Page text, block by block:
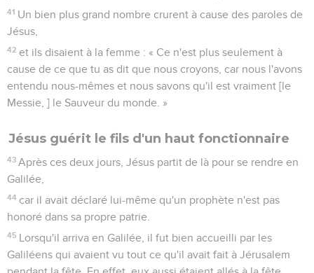
41 Un bien plus grand nombre crurent à cause des paroles de
Jésus,
42 et ils disaient à la femme : « Ce n'est plus seulement à
cause de ce que tu as dit que nous croyons, car nous l'avons
entendu nous-mêmes et nous savons qu'il est vraiment [le
Messie, ] le Sauveur du monde. »
Jésus guérit le fils d'un haut fonctionnaire
43 Après ces deux jours, Jésus partit de là pour se rendre en
Galilée,
44 car il avait déclaré lui-même qu'un prophète n'est pas
honoré dans sa propre patrie.
45 Lorsqu'il arriva en Galilée, il fut bien accueilli par les
Galiléens qui avaient vu tout ce qu'il avait fait à Jérusalem